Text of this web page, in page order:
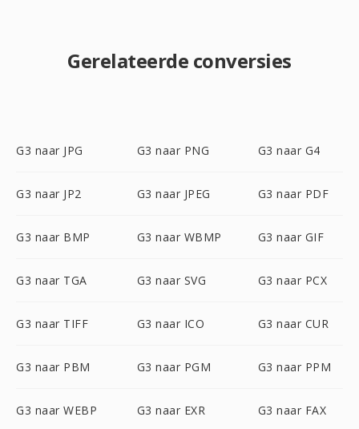
Gerelateerde conversies
G3 naar JPG G3 naar PNG G3 naar G4
G3 naar JP2 G3 naar JPEG G3 naar PDF
G3 naar BMP G3 naar WBMP G3 naar GIF
G3 naar TGA G3 naar SVG G3 naar PCX
G3 naar TIFF G3 naar ICO G3 naar CUR
G3 naar PBM G3 naar PGM G3 naar PPM
G3 naar WEBP G3 naar EXR G3 naar FAX